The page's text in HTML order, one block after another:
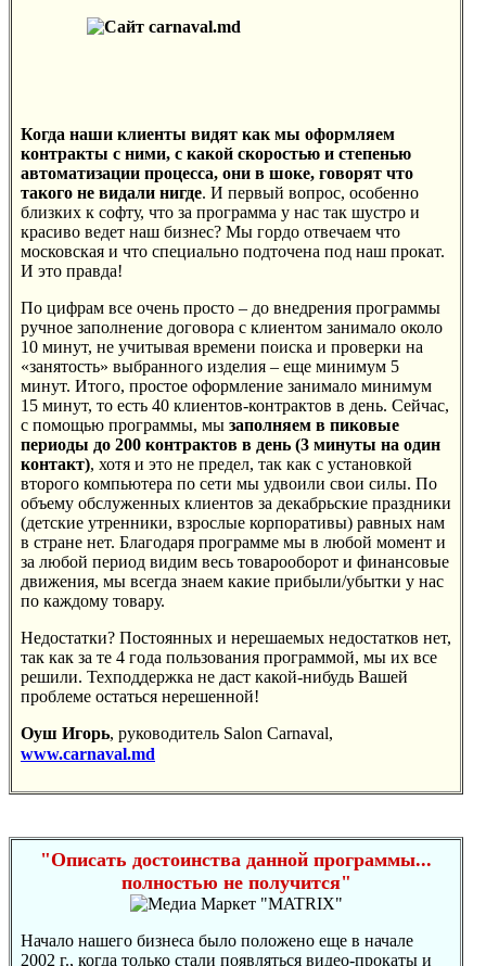
Когда наши клиенты видят как мы оформляем
контракты с ними, с какой скоростью и степенью
автоматизации процесса, они в шоке, говорят что
такого не видали нигде. И первый вопрос, особенно
близких к софту, что за программа у нас так шустро и
красиво ведет наш бизнес? Мы гордо отвечаем что
московская и что специально подточена под наш прокат.
И это правда!
По цифрам все очень просто – до внедрения программы
ручное заполнение договора с клиентом занимало около
10 минут, не учитывая времени поиска и проверки на
«занятость» выбранного изделия – еще минимум 5
минут. Итого, простое оформление занимало минимум
15 минут, то есть 40 клиентов-контрактов в день. Сейчас,
с помощью программы, мы заполняем в пиковые
периоды до 200 контрактов в день (3 минуты на один
контакт), хотя и это не предел, так как с установкой
второго компьютера по сети мы удвоили свои силы. По
объему обслуженных клиентов за декабрьские праздники
(детские утренники, взрослые корпоративы) равных нам
в стране нет. Благодаря программе мы в любой момент и
за любой период видим весь товарооборот и финансовые
движения, мы всегда знаем какие прибыли/убытки у нас
по каждому товару.
Недостатки? Постоянных и нерешаемых недостатков нет,
так как за те 4 года пользования программой, мы их все
решили. Техподдержка не даст какой-нибудь Вашей
проблеме остаться нерешенной!
Оуш Игорь, руководитель Salon Carnaval,
www.carnaval.md
"Описать достоинства данной программы...
полностью не получится"
Начало нашего бизнеса было положено еще в начале
2002 г., когда только стали появляться видео-прокаты и